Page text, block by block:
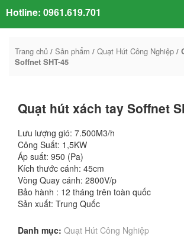
Hotline: 0961.619.701
Trang chủ / Sản phẩm / Quạt Hút Công Nghiệp /
Soffnet SHT-45
Quạt hút xách tay Soffnet
Lưu lượng gió: 7.500M3/h
Công Suất: 1,5KW
Áp suất: 950 (Pa)
Kích thước cánh: 45cm
Vòng Quay cánh: 2800V/p
Bảo hành : 12 tháng trên toàn quốc
Sản xuất: Trung Quốc
Danh mục: Quạt Hút Công Nghiệp